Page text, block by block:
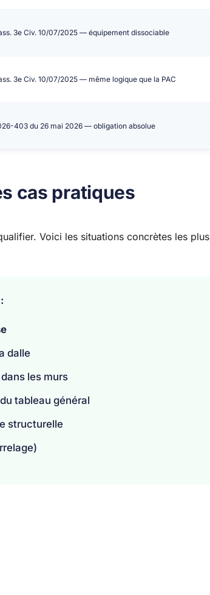
3e Civ. 10/07/2025 — équipement dissociable
3e Civ. 10/07/2025 — même logique que la PAC
403 du 26 mai 2026 — obligation absolue
cas pratiques
Voici les situations concrètes les plus
dalle
les murs
tableau général
structurelle